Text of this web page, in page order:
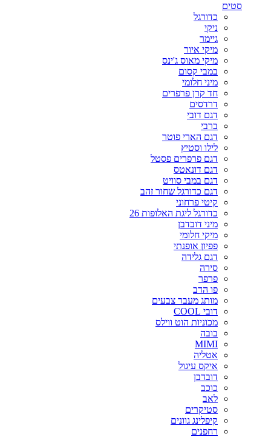
סטים
כדורגל
ניקי
גיימר
מיקי איור
מיקי מאוס ג'ינס
במבי קסום
מיני חלומי
חד קרן פרפרים
דרדסים
דגם דובי
ברבי
דגם הארי פוטר
לילו וסטיץ
דגם פרפרים פסטל
דגם דונאטס
דגם במבי סוויט
דגם כדורגל שחור זהב
קיטי פרחוני
כדורגל ליגת האלופות 26
מיני דובדבן
מיקי חלומי
פפיון אופנתי
דגם גלידה
סירה
פרפר
פו הדב
מותג מעבר צבעים
דובי COOL
מכוניות הוט ווילס
בובה
MIMI
אטליה
איקס עיגול
דובדבן
כוכב
לאב
סטיקרים
קיפלינג גוונים
רחפנים